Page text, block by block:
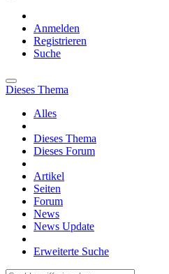
Anmelden
Registrieren
Suche
Dieses Thema
Alles
Dieses Thema
Dieses Forum
Artikel
Seiten
Forum
News
News Update
Erweiterte Suche